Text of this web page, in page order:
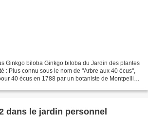
Ginkgo biloba Ginkgo biloba du Jardin des plantes
: Plus connu sous le nom de "Arbre aux 40 écus",
40 écus en 1788 par un botaniste de Montpellier
dans le jardin personnel